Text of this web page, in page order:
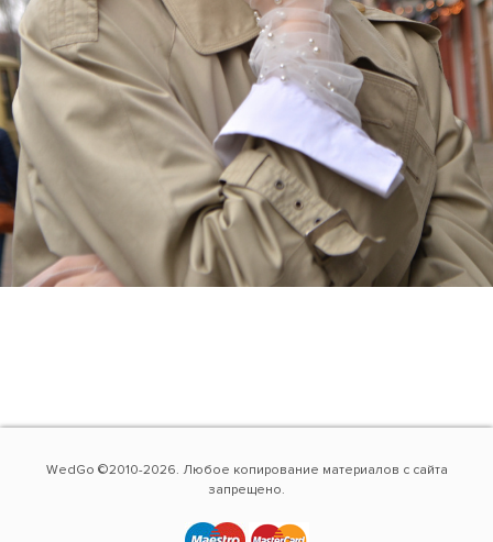
WedGo ©2010-2026. Любое копирование материалов с сайта
запрещено.